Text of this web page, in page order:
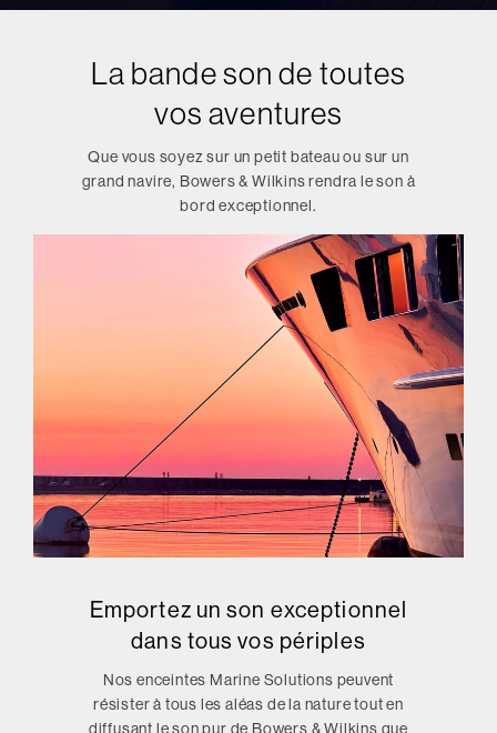
La bande son de toutes
vos aventures
Que vous soyez sur un petit bateau ou sur un
grand navire, Bowers & Wilkins rendra le son à
bord exceptionnel.
Emportez un son exceptionnel
dans tous vos périples
Nos enceintes Marine Solutions peuvent
résister à tous les aléas de la nature tout en
diffusant le son pur de Bowers & Wilkins que